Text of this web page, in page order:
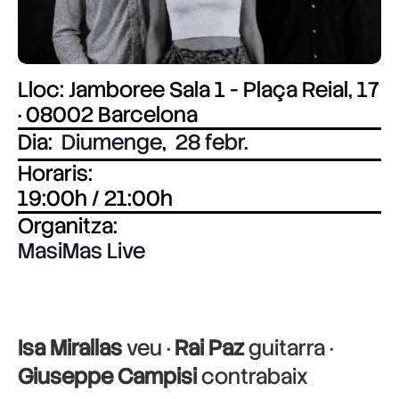
Lloc: Jamboree Sala 1 - Plaça Reial, 17
· 08002 Barcelona
Dia: Diumenge, 28 febr.
Horaris:
19:00h / 21:00h
Organitza:
MasiMas Live
Isa Mirallasveu ·Rai Pazguitarra ·
Giuseppe Campisicontrabaix